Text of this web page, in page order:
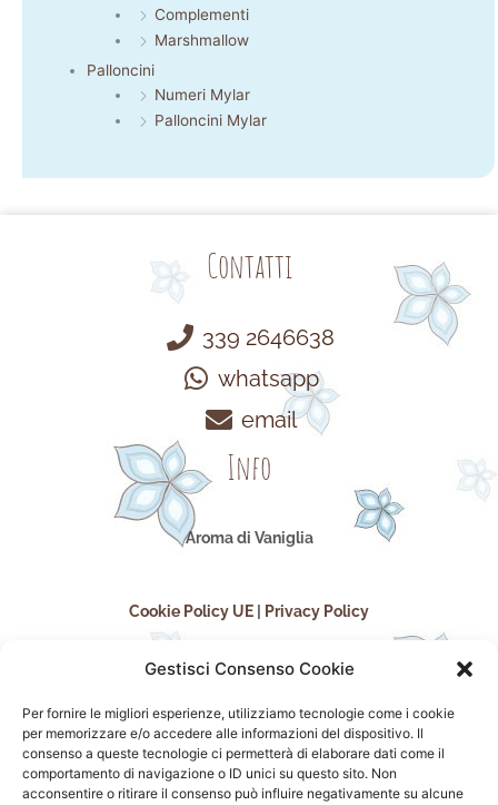
Gestisci Consenso Cookie
Per fornire le migliori esperienze, utilizziamo tecnologie come i cookie
per memorizzare e/o accedere alle informazioni del dispositivo. Il
consenso a queste tecnologie ci permetterà di elaborare dati come il
comportamento di navigazione o ID unici su questo sito. Non
acconsentire o ritirare il consenso può influire negativamente su alcune
Complementi
Marshmallow
Palloncini
Numeri Mylar
Palloncini Mylar
Contatti
339 2646638
whatsapp
email
Info
Aroma di Vaniglia
Cookie Policy UE Privacy Policy
seguici sui social